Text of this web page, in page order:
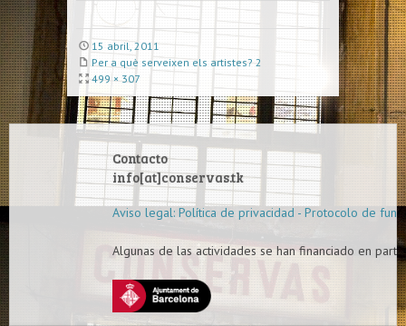
15 abril, 2011
Per a què serveixen els artistes? 2
499 × 307
Contacto
info[at]conservas.tk
Aviso legal: Política de privacidad - Protocolo de
Algunas de las actividades se han financiado en